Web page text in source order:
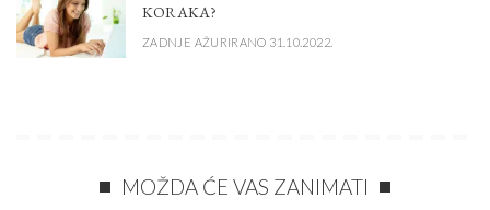
KORAKA?
ZADNJE AŽURIRANO 31.10.2022.
MOŽDA ĆE VAS ZANIMATI